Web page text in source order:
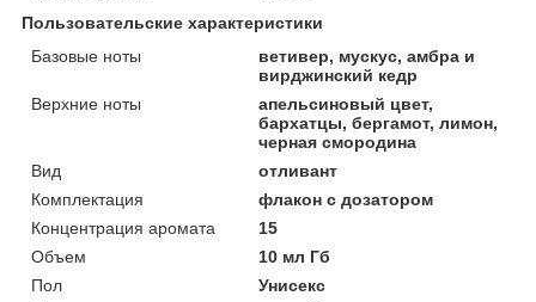
Пользовательские характеристики
Базовые ноты
ветивер, мускус, амбра и
вирджинский кедр
Верхние ноты
апельсиновый цвет,
бархатцы, бергамот, лимон,
черная смородина
Вид
отливант
Комплектация
флакон с дозатором
Концентрация аромата
15
Объем
10 мл Гб
Пол
Унисекс